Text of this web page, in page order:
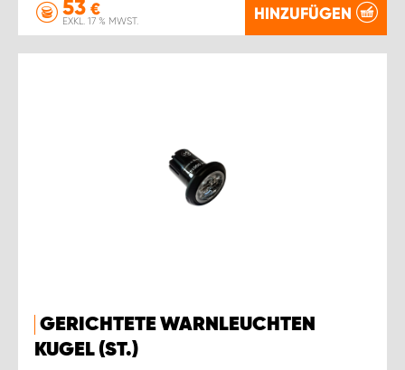
53 €
EXKL. 17 % MWST. HINZUFÜGEN
GERICHTETE WARNLEUCHTEN
KUGEL (ST.)